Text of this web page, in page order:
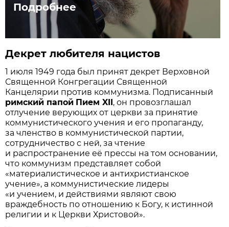
Подробнее
Декрет любителя нацистов
1 июля 1949 года был принят декрет Верховной
Священной Конгрегации Священной
Канцелярии против коммунизма. Подписанный
римский папой Пием XII, он провозглашал
отлучение верующих от церкви за принятие
коммунистического учения и его пропаганду,
за членство в коммунистической партии,
сотрудничество с ней, за чтение
и распространение её прессы на том основании,
что коммунизм представляет собой
«материалистическое и антихристианское
учение», а коммунистические лидеры
«и учением, и действиями являют свою
враждебность по отношению к Богу, к истинной
религии и к Церкви Христовой».